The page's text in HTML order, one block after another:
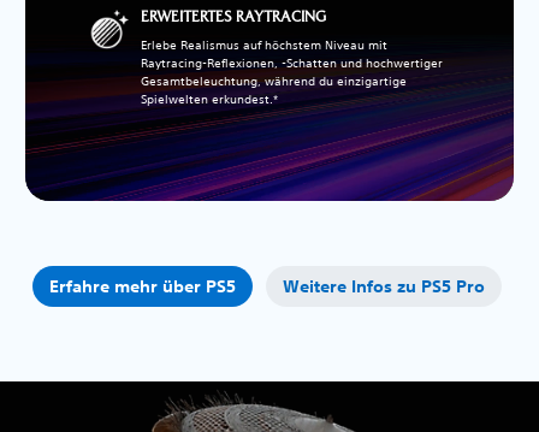
ERWEITERTES RAYTRACING
Erlebe Realismus auf höchstem Niveau mit
Raytracing-Reflexionen, -Schatten und hochwertiger
Gesamtbeleuchtung, während du einzigartige
Spielwelten erkundest.*
Erfahre mehr über PS5 Weitere Infos zu PS5 Pro